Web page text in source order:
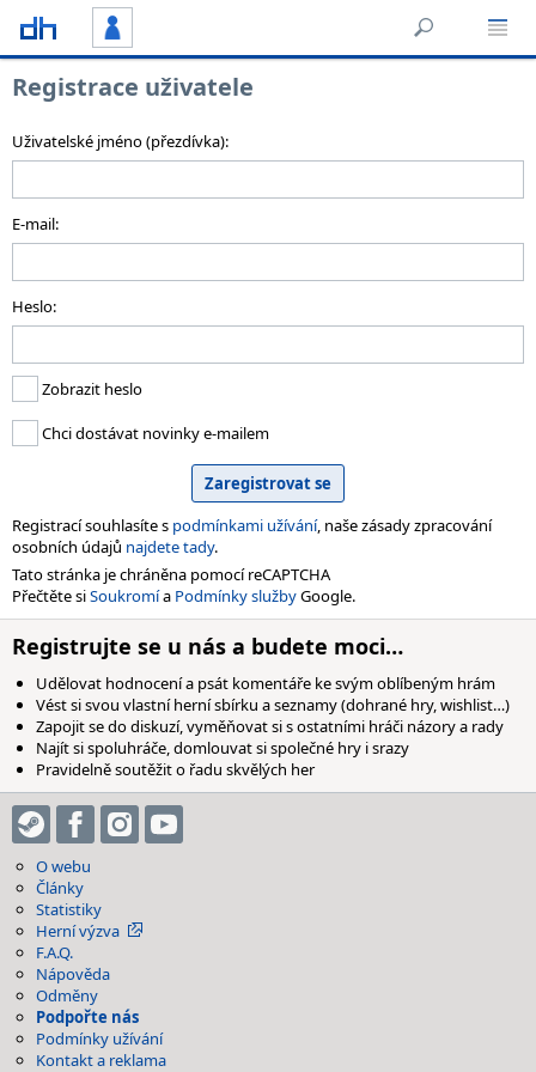
Registrace uživatele
Uživatelské jméno (přezdívka):
E-mail:
Heslo:
Zobrazit heslo
Chci dostávat novinky e-mailem
Registrací souhlasíte s podmínkami užívání, naše zásady zpracování
osobních údajů najdete tady.
Tato stránka je chráněna pomocí reCAPTCHA
Přečtěte siSoukromía Podmínky službyGoogle.
Registrujte se u nás a budete moci…
Udělovat hodnocení a psát komentáře ke svým oblíbeným hrám
Vést si svou vlastní herní sbírku a seznamy (dohrané hry, wishlist…)
Zapojit se do diskuzí, vyměňovat si s ostatními hráči názory a rady
Najít si spoluhráče, domlouvat si společné hry i srazy
Pravidelně soutěžit o řadu skvělých her
O webu
Články
Statistiky
Herní výzva
F.A.Q.
Nápověda
Odměny
Podpořte nás
Podmínky užívání
Kontakt a reklama